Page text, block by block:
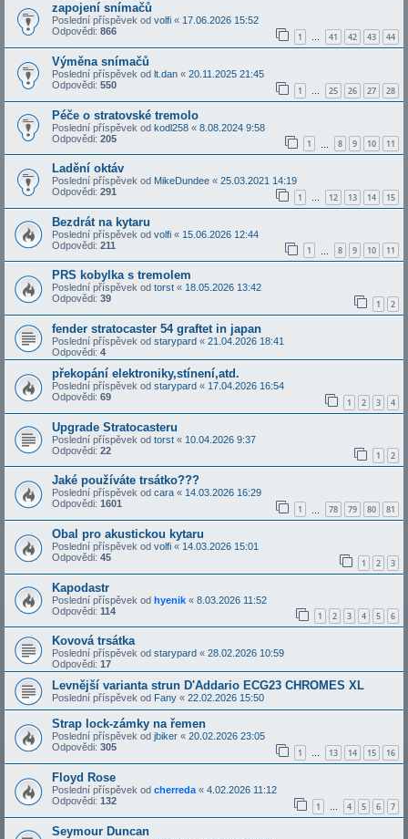
zapojení snímačů
Poslední příspěvek od volfi « 17.06.2026 15:52
Odpovědi: 866 1 … 41 42 43 44
Výměna snímačů
Poslední příspěvek od lt.dan « 20.11.2025 21:45
Odpovědi: 550 1 … 25 26 27 28
Péče o stratovské tremolo
Poslední příspěvek od kodl258 « 8.08.2024 9:58
Odpovědi: 205 1 8 9 10 11
Ladění oktáv
Poslední příspěvek od MikeDundee « 25.03.2021 14:19
Odpovědi: 291 1 … 12 13 14 15
Bezdrát na kytaru
Poslední příspěvek od volfi « 15.06.2026 12:44
Odpovědi: 211 1 8 9 10 11
PRS kobylka s tremolem
Poslední příspěvek od torst « 18.05.2026 13:42
Odpovědi: 39 1 2
fender stratocaster 54 graftet in japan
Poslední příspěvek od starypard « 21.04.2026 18:41
Odpovědi: 4
překopání elektroniky,stínení,atd.
Poslední příspěvek od starypard « 17.04.2026 16:54
Odpovědi: 69 1 2 3 4
Upgrade Stratocasteru
Poslední příspěvek od torst « 10.04.2026 9:37
Odpovědi: 22 1 2
Jaké používáte trsátko???
Poslední příspěvek od cara « 14.03.2026 16:29
Odpovědi: 1601 1 78 79 80 81
Obal pro akustickou kytaru
Poslední příspěvek od volfi « 14.03.2026 15:01
Odpovědi: 45 1 2 3
Kapodastr
Poslední příspěvek od hyenik « 8.03.2026 11:52
Odpovědi: 114 1 2 3 4 5 6
Kovová trsátka
Poslední příspěvek od starypard « 28.02.2026 10:59
Odpovědi: 17
Levnější varianta strun D'Addario ECG23 CHROMES XL
Poslední příspěvek od Fany « 22.02.2026 15:50
Strap lock-zámky na řemen
Poslední příspěvek od jbiker « 20.02.2026 23:05
Odpovědi: 305 1 … 13 14 15 16
Floyd Rose
Poslední příspěvek od cherreda « 4.02.2026 11:12
Odpovědi: 132 1 … 4 5 6 7
Seymour Duncan